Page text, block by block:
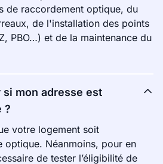
de raccordement optique, du
de l'installation des points
PBO…) et de la maintenance du
mon adresse est
?
votre logement soit
optique. Néanmoins, pour en
de tester l’éligibilité de